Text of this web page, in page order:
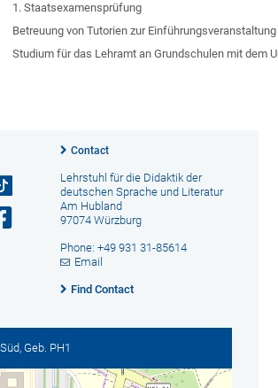
1. Staatsexamensprüfung
Betreuung von Tutorien zur
Studium für das Lehramt an Grundschulen mit dem
Contact
Lehrstuhl für die Didaktik der
deutschen Sprache und Literatur
Am Hubland
97074 Würzburg
Phone: +49 931 31-85614
Email
Find Contact
Geb. PH1